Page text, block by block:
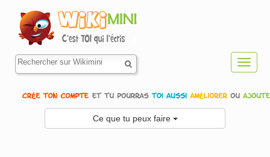
Ce que tu peux faire